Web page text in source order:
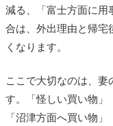
減る、「富士方面に用
合は、外出理由と帰宅
くなります。
ここで大切なのは、
す。「怪しい買い物」
「沼津方面へ買い物